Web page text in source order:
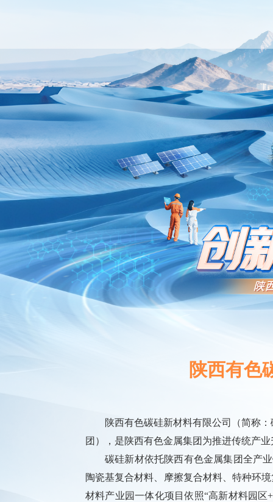
陕西有色
陕西有色碳硅新材料有限公司（简称
团），是陕西有色金属集团为推进传统产
碳硅新材依托陕西有色金属集团全产
陶瓷基复合材料、摩擦复合材料、特种环
材料产业园一体化项目依照“高新材料园